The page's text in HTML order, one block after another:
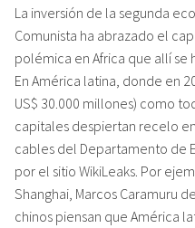
La inversión de la segunda
Comunista ha abrazado el
polémica en Africa que allí
En América latina, donde en
US$ 30.000 millones) como
capitales despiertan recelo
cables del Departamento de
por el sitio WikiLeaks. Por
Shanghai, Marcos Caramuru
chinos piensan que América